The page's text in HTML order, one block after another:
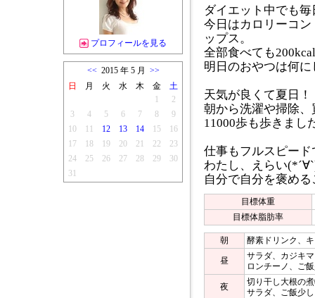
プロフィールを見る
<<2015 年 5 月 >>
日
月 火 水 木 金
土
1
2
3
4 5 6 7 8
9
10
11 12 13 14 15
16
17
18 19 20 21 22
23
24
25 26 27 28 29
30
31
ダイエット中でも
今日はカロリーコ
ップス。
全部食べても
明日のおやつは何
天気が良くて夏日！
朝から洗濯や掃除
11000歩も歩きまし
仕事もフルスピー
わたし、えらい
自分で自分を褒め
目標体重
目標体脂肪率
朝 酵素ドリンク、
昼
サラダ、カジキ
ロンチーノ、ご
夜
切り干し大根の
サラダ、ご飯少し